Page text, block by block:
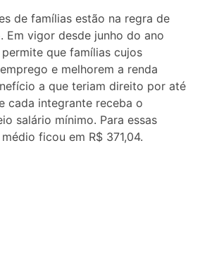
de famílias estão na regra de
Em vigor desde junho do ano
que famílias cujos
e melhorem a renda
a que teriam direito por até
cada integrante receba o
salário mínimo. Para essas
ficou em R$ 371,04.